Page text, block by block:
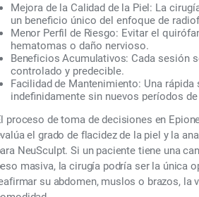
Mejora de la Calidad de la Piel: La
un beneficio único del enfoque de
Menor Perfil de Riesgo: Evitar el
hematomas o daño nervioso.
Beneficios Acumulativos: Cada sesión
controlado y predecible.
Facilidad de Mantenimiento: Una
indefinidamente sin nuevos períodos
proceso de toma de decisiones en
el grado de flacidez de la piel y la
NeuSculpt. Si un paciente tiene una
masiva, la cirugía podría ser la única
su abdomen, muslos o brazos,